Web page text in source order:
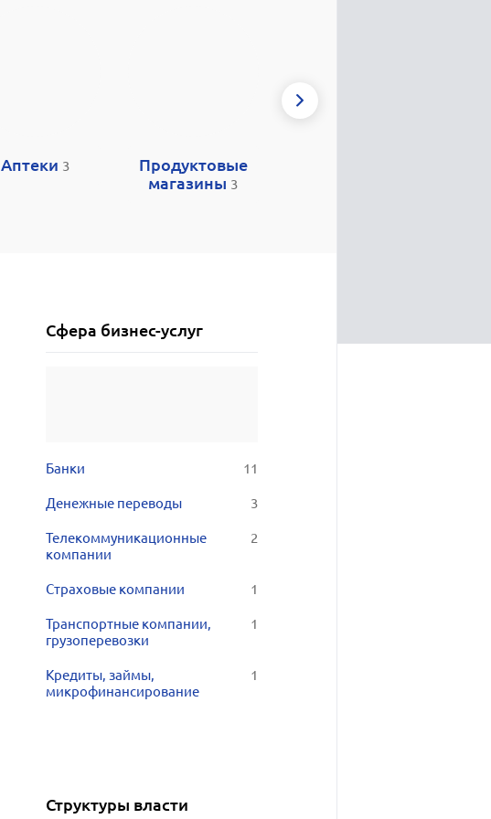
Аптеки 3
Продуктовые
магазины 3
Сфера бизнес-услуг
Банки 11
Денежные переводы 3
Телекоммуникационные
компании
2
Страховые компании 1
Транспортные компании,
грузоперевозки
1
Кредиты, займы,
микрофинансирование
1
Структуры власти